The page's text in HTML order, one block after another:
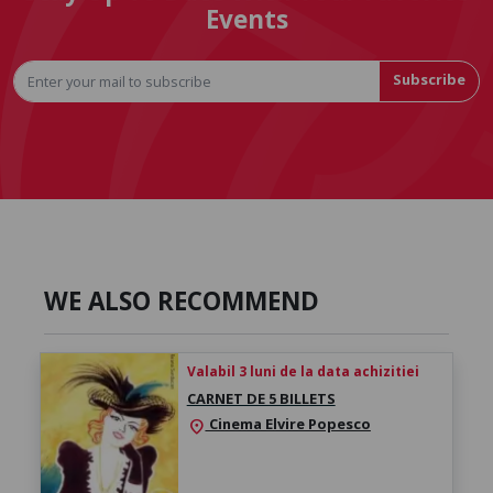
Events
Subscribe
WE ALSO RECOMMEND
Valabil 3 luni de la data achizitiei
CARNET DE 5 BILLETS
location_on Cinema Elvire Popesco